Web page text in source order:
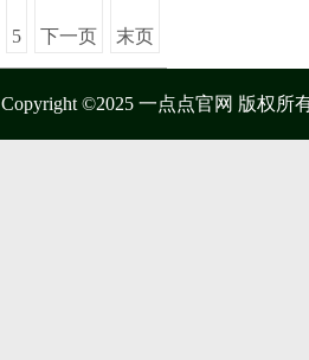
5 下一页 末页
Copyright ©2025 一点点官网 版权所